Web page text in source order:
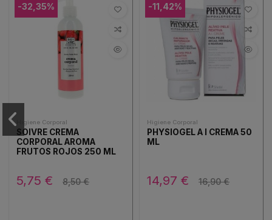
-32,35%
Higiene Corporal
SOIVRE CREMA
CORPORAL AROMA
FRUTOS ROJOS 250 ML
5,75 € 8,50 €
-11,42%
Higiene Corporal
PHYSIOGEL A I CREMA 50
ML
14,97 € 16,90 €